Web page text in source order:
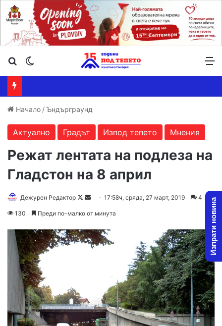
Търсене ...
Начало /Ъндърграунд
Актуално Градът Изпод тепето Мнения
Режат лентата на подлеза на
Гладстон на 8 април
Дежурен Редактор
F
l
o
d
a
i
l
17:58ч, сряда, 27 март, 2019 4
130 Преди по-малко от минута Изпрати новина